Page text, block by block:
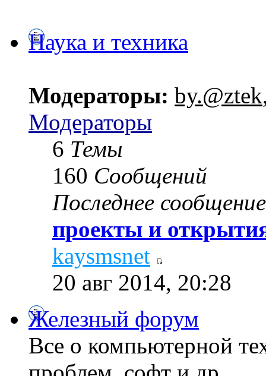
Наука и техника
Модераторы: by.@ztek
Модераторы
6 Темы
160 Сообщений
Последнее сообщение
проекты и
kaysmsnet
20 авг 2014, 20:28
Железный форум
Все о компьютерной